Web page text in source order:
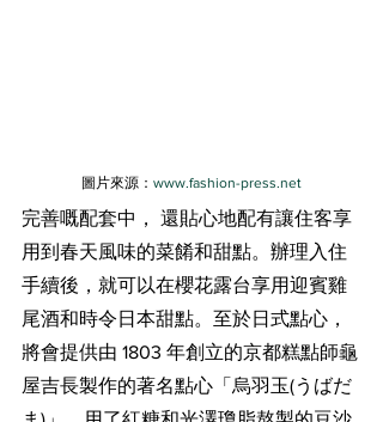
圖片來源： www.fashion-press.net
完善嘅配套中， 還貼心地配有讓住客享
用到春天風味的菜餚和甜點。辦理入住
手續後，就可以在櫻花露台享用迎賓雞
尾酒和時令日本甜點。至於日式點心，
將會提供由 1803 年創立的京都糕點師龜
屋吉長製作的著名點心 「烏羽玉(うばだ